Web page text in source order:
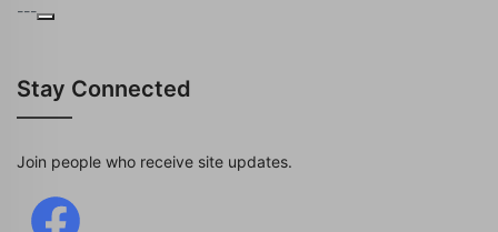
---
Stay Connected
Join people who receive site updates.